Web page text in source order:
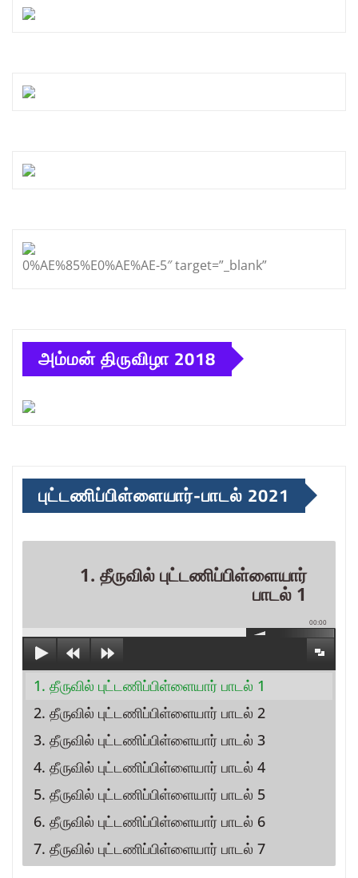
0%AE%85%E0%AE%AE-5″ target=”_blank”
அம்மன் திருவிழா 2018
புட்டணிப்பிள்ளையார்-பாடல் 2021
1. தீருவில் புட்டணிப்பிள்ளையார்
பாடல் 1
00:00
1. தீருவில் புட்டணிப்பிள்ளையார் பாடல் 1
2. தீருவில் புட்டணிப்பிள்ளையார் பாடல் 2
3. தீருவில் புட்டணிப்பிள்ளையார் பாடல் 3
4. தீருவில் புட்டணிப்பிள்ளையார் பாடல் 4
5. தீருவில் புட்டணிப்பிள்ளையார் பாடல் 5
6. தீருவில் புட்டணிப்பிள்ளையார் பாடல் 6
7. தீருவில் புட்டணிப்பிள்ளையார் பாடல் 7